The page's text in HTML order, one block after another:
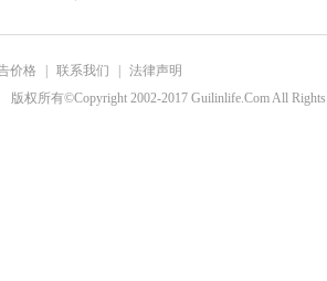
价格 联系我们
法律声明
版权所有©Copyright 2002-2017 Guilinlife.Com All Rights